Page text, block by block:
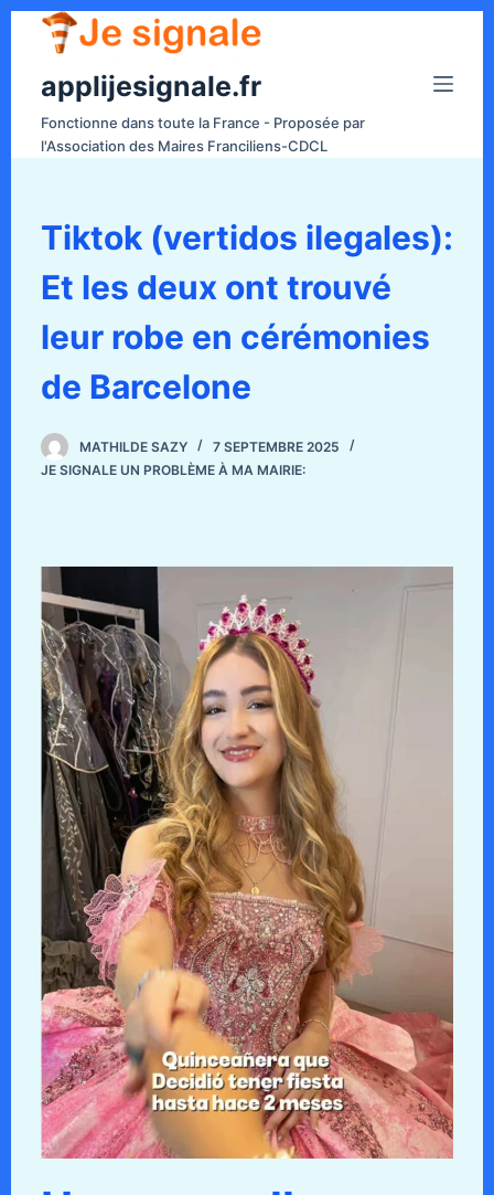
applijesignale.fr
Fonctionne dans toute la France - Proposée par
l'Association des Maires Franciliens-CDCL
Tiktok (vertidos ilegales):
Et les deux ont trouvé
leur robe en cérémonies
de Barcelone
MATHILDE SAZY
7 SEPTEMBRE 2025
JE SIGNALE UN PROBLÈME À MA MAIRIE: